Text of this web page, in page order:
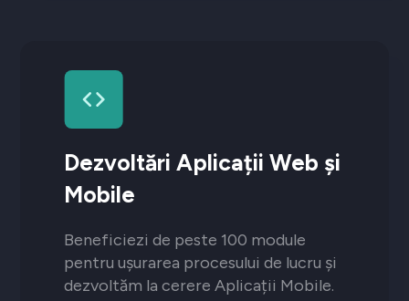
Dezvoltări Aplicații Web și
Mobile
Beneficiezi de peste 100 module
pentru ușurarea procesului de lucru și
dezvoltăm la cerere Aplicații Mobile.